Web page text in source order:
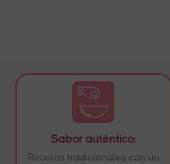
Sabor auténtico:
Recetas tradicionales con un